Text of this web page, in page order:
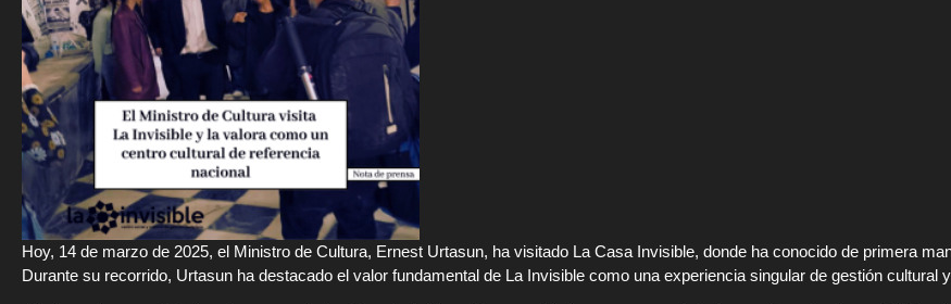
Hoy, 14 de marzo de 2025, el Ministro de Cultura, Ernest Urtasun, ha visitado La Casa Invisible, donde ha conocido de primera
Durante su recorrido, Urtasun ha destacado el valor fundamental de La Invisible como una experiencia singular de gestión cultural